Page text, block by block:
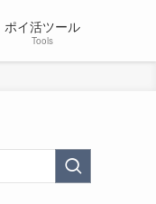
ポイ活ツール
Tools